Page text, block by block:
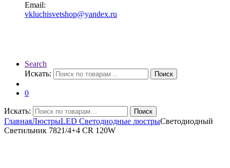
Email:
vkluchisvetshop@yandex.ru
Search
Искать:
Поиск
0
Искать: Поиск
ГлавнаяЛюстрыLED Светодиодные люстрыСветодиодный
Светильник 7821/4+4 CR 120W